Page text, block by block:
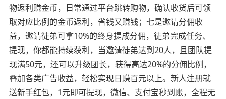
物返利赚金币，日常通过平台跳转购物，确认收货后可领
取对应比例的金币返利，省钱又赚钱；七是邀请分佣收
益，邀请徒弟可拿10%的终身提成分佣，徒弟完成任务、
提现，你都能持续获利，当邀请徒弟达到20人，且团队提
现满50元，还可以升级团长，获得高达20%的分佣比例，
叠加各类广告收益，轻松实现日赚百元以上。新人注册就
送新手红包，1元即可提现，微信、支付宝秒到账，全程无